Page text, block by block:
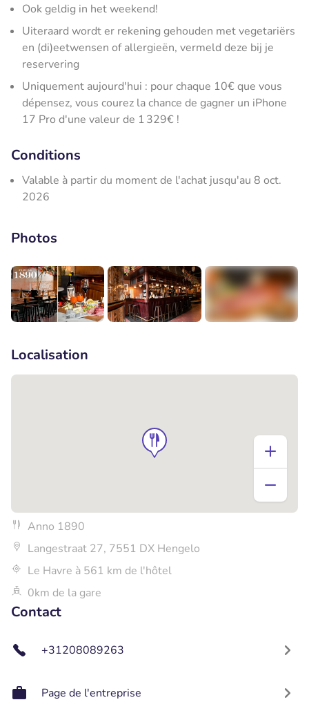
Ook geldig in het weekend!
Uiteraard wordt er rekening gehouden met vegetariërs
en (di)eetwensen of allergieën, vermeld deze bij je
reservering
Uniquement aujourd'hui : pour chaque 10€ que vous
dépensez, vous courez la chance de gagner un iPhone
17 Pro d'une valeur de 1 329€ !
Conditions
Valable à partir du moment de l'achat jusqu'au 8 oct.
2026
Photos
Localisation
Anno 1890
Langestraat 27, 7551 DX Hengelo
Le Havre à 561 km de l'hôtel
0km de la gare
Contact
+31208089263
Page de l'entreprise